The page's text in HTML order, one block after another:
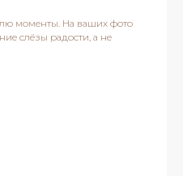
моменты. На ваших фото
слёзы радости, а не